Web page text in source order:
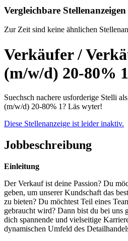
Vergleichbare Stellenanzeigen
Zur Zeit sind keine ähnlichen
Verkäufer /
(m/w/d) 20-80% 1
Suechsch nachere usforderige Stelli
(m/w/d) 20-80% 1? Läs wyter!
Diese Stellenanzeige ist leider inaktiv.
Jobbeschreibung
Einleitung
Der Verkauf ist deine Passion? Du
geben, um unserer Kundschaft das
zu bieten? Du möchtest Teil eines
gebraucht wird? Dann bist du bei uns
dich spannende und vielseitige
dynamischen Umfeld des